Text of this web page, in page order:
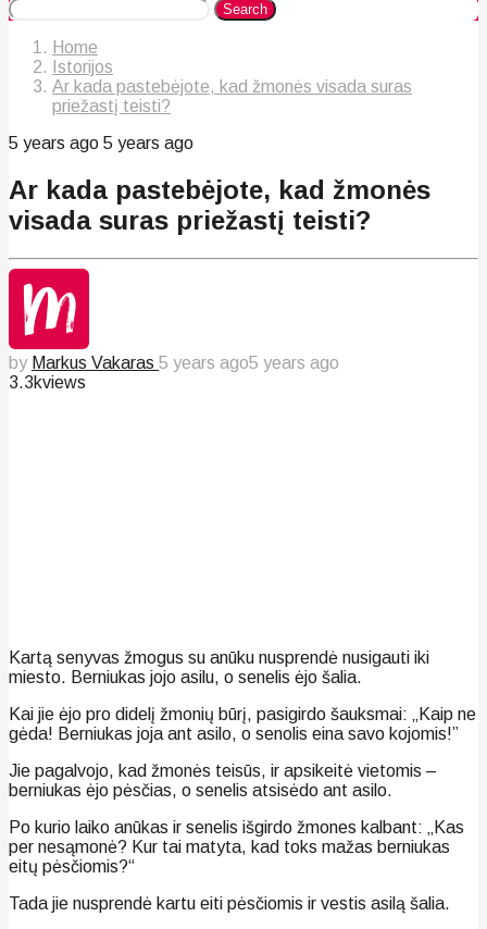
Search
Home
Istorijos
Ar kada pastebėjote, kad žmonės visada suras
priežastį teisti?
5 years ago 5 years ago
Ar kada pastebėjote, kad žmonės
visada suras priežastį teisti?
by Markus Vakaras 5 years ago5 years ago
3.3kviews
Kartą senyvas žmogus su anūku nusprendė nusigauti iki
miesto. Berniukas jojo asilu, o senelis ėjo šalia.
Kai jie ėjo pro didelį žmonių būrį, pasigirdo šauksmai: „Kaip ne
gėda! Berniukas joja ant asilo, o senolis eina savo kojomis!”
Jie pagalvojo, kad žmonės teisūs, ir apsikeitė vietomis –
berniukas ėjo pėsčias, o senelis atsisėdo ant asilo.
Po kurio laiko anūkas ir senelis išgirdo žmones kalbant: „Kas
per nesąmonė? Kur tai matyta, kad toks mažas berniukas
eitų pėsčiomis?“
Tada jie nusprendė kartu eiti pėsčiomis ir vestis asilą šalia.